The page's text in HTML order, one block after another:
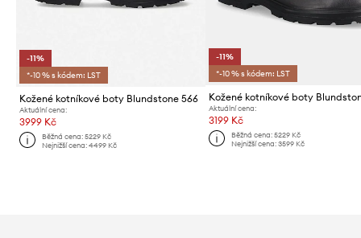
-11%
*-10 % s kódem: LST
Kožené kotníkové boty Blundstone 566
Aktuální cena:
3999 Kč
Běžná cena:5229 Kč
Nejnižší cena:4499 Kč
-11%
*-10 % s kódem: LST
Aktuální cena:
3199 Kč
Běžná cena: 5229 Kč
Nejnižší cena: 3599 Kč